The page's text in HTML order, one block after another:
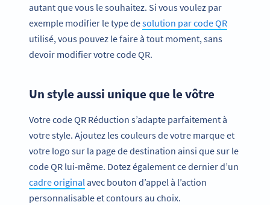
autant que vous le souhaitez. Si vous voulez par
exemple modifier le type desolution par code QR
utilisé, vous pouvez le faire à tout moment, sans
devoir modifier votre code QR.
Un style aussi unique que le vôtre
Votre code QR Réduction s’adapte parfaitement à
votre style. Ajoutez les couleurs de votre marque et
votre logo sur la page de destination ainsi que sur le
code QR lui-même. Dotez également ce dernier d’un
cadre originalavec bouton d’appel à l’action
personnalisable et contours au choix.